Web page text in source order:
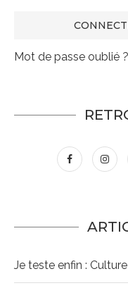
Mot de passe oublié ?
Je teste enfin :